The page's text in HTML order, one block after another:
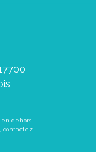
dehors
contactez